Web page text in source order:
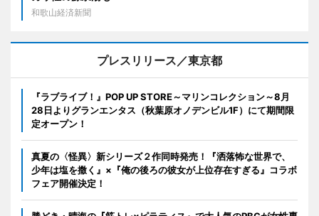
和歌山経済新聞
プレスリリース／東京都
『ラブライブ！』POP UP STORE～マリンコレクション～8月
28日よりグランエンタス（秋葉原オノデンビル1F）にて期間限
定オープン！
真夏の〈怪異〉新シリーズ２作同時発売！『洒落怖な世界で、
少年は塩を撒く』×『俺の後ろの彼女が上位存在すぎる』コラボ
フェア開催決定！